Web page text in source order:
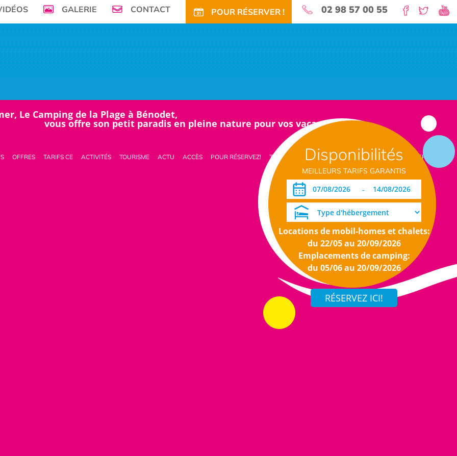
GALERIE CONTACT POUR RÉSERVER ! 02 98 57 00 55
Le Camping de la Plage à Bénodet,
vous offre son petit paradis en pleine nature pour vos vacances!
OFFRES TARIFS CE ACTIVITÉS TOURISME ACTU ACCÈS POUR RÉSERVEZ! TÉLÉCHARGEMENT PDF DATES OUVERTURE RÉSERVATION
Disponibilités
MEILLEURS TARIFS GARANTIS
-
Locations de mobil-homes et chalets:
du 22/05 au 20/09/2026
Emplacements de camping:
du 05/06 au 20/09/2026